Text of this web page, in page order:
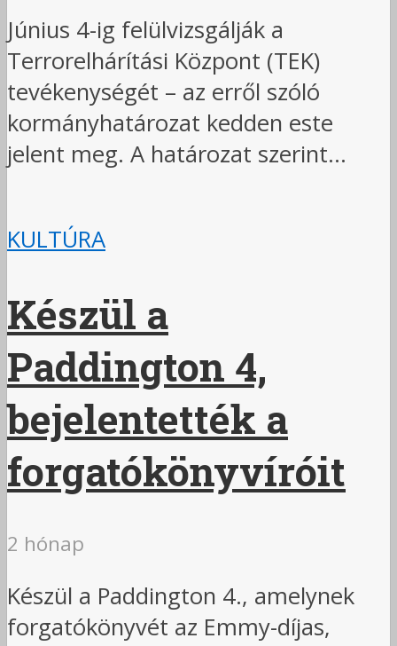
Június 4-ig felülvizsgálják a
Terrorelhárítási Központ (TEK)
tevékenységét – az erről szóló
kormányhatározat kedden este
jelent meg. A határozat szerint...
KULTÚRA
Készül a
Paddington 4,
bejelentették a
forgatókönyvíróit
2 hónap
Készül a Paddington 4., amelynek
forgatókönyvét az Emmy-díjas,